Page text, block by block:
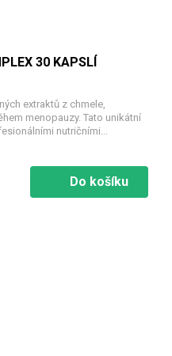
30 KAPSLÍ
extraktů z chmele,
menopauzy. Tato unikátní
nutričními...
Do košíku